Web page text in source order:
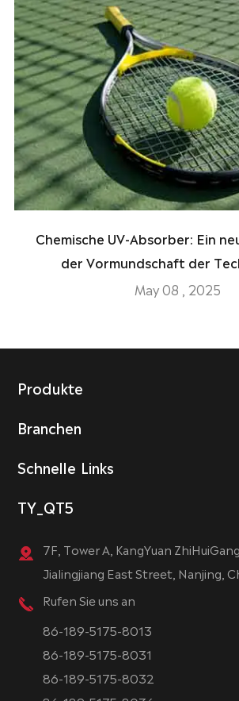
Chemische UV-Absorber: Ein
der Vormundschaft der
May 08 , 2025
Produkte
Branchen
Schnelle Links
TY_QT5
7F, Tower A, KangYuan
Jialingjiang East Street, Nanjing,
Rufen Sie uns an
86-189-5175-8013
86-189-5175-8031
86-189-5175-8032